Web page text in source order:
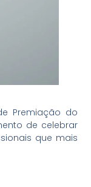
Premiação do
de celebrar
que mais